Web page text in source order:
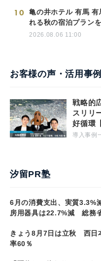
10
亀の井ホテル 有馬
れる秋の宿泊プラン
2026.08.06 11:00
お客様の声・活用事例
戦略的
スリリ
好循環
導入事例
汐留PR塾
6月の消費支出、実質
房用器具は22.7%減 総務
きょう8月7日は立秋 西日
率60％